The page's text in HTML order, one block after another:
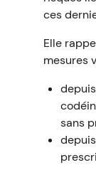
ces
Elle
mesures
sans